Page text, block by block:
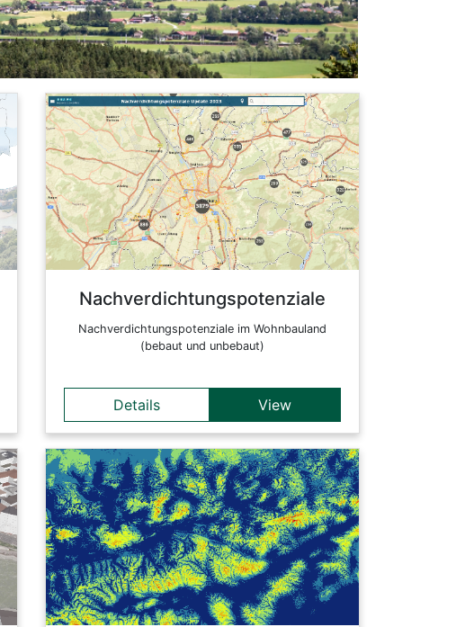
Nachverdichtungspotenziale
Nachverdichtungspotenziale im Wohnbauland
(bebaut und unbebaut)
Details View
Details
Nachverdichtungspotenziale im Wohnbauland
(bebaut und unbebaut)
Back
Details
tbd.
Back